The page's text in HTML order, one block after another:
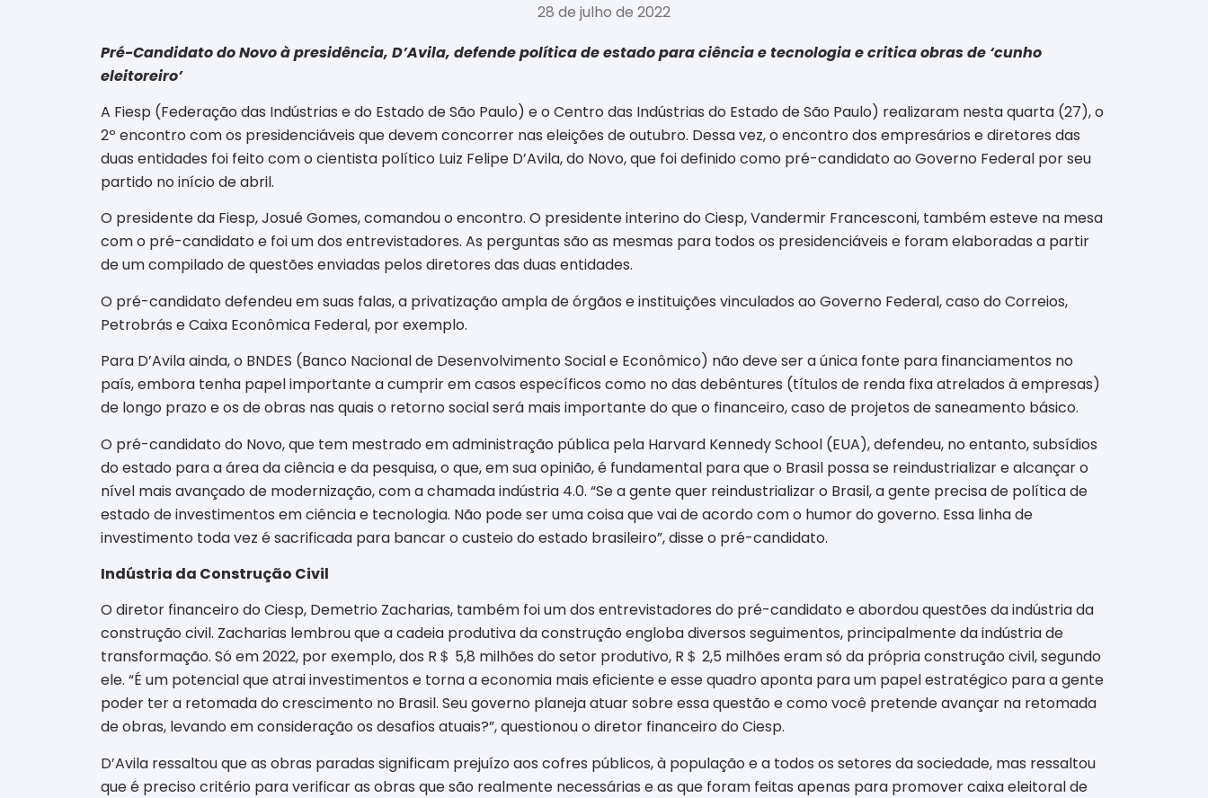
28 de julho de 2022
Pré-Candidato do Novo à presidência, D’Avila, defende política de estado para ciência e tecnologia e critica obras de ‘cunho
eleitoreiro’
A Fiesp (Federação das Indústrias e do Estado de São Paulo) e o Centro das Indústrias do Estado de São Paulo) realizaram nesta quarta (27), o
2º encontro com os presidenciáveis que devem concorrer nas eleições de outubro. Dessa vez, o encontro dos empresários e diretores das
duas entidades foi feito com o cientista político Luiz Felipe D’Avila, do Novo, que foi definido como pré-candidato ao Governo Federal por seu
partido no início de abril.
O presidente da Fiesp, Josué Gomes, comandou o encontro. O presidente interino do Ciesp, Vandermir Francesconi, também esteve na mesa
com o pré-candidato e foi um dos entrevistadores. As perguntas são as mesmas para todos os presidenciáveis e foram elaboradas a partir
de um compilado de questões enviadas pelos diretores das duas entidades.
O pré-candidato defendeu em suas falas, a privatização ampla de órgãos e instituições vinculados ao Governo Federal, caso do Correios,
Petrobrás e Caixa Econômica Federal, por exemplo.
Para D’Avila ainda, o BNDES (Banco Nacional de Desenvolvimento Social e Econômico) não deve ser a única fonte para financiamentos no
país, embora tenha papel importante a cumprir em casos específicos como no das debêntures (títulos de renda fixa atrelados à empresas)
de longo prazo e os de obras nas quais o retorno social será mais importante do que o financeiro, caso de projetos de saneamento básico.
O pré-candidato do Novo, que tem mestrado em administração pública pela Harvard Kennedy School (EUA), defendeu, no entanto, subsídios
do estado para a área da ciência e da pesquisa, o que, em sua opinião, é fundamental para que o Brasil possa se reindustrializar e alcançar o
nível mais avançado de modernização, com a chamada indústria 4.0. “Se a gente quer reindustrializar o Brasil, a gente precisa de política de
estado de investimentos em ciência e tecnologia. Não pode ser uma coisa que vai de acordo com o humor do governo. Essa linha de
investimento toda vez é sacrificada para bancar o custeio do estado brasileiro”, disse o pré-candidato.
Indústria da Construção Civil
O diretor financeiro do Ciesp, Demetrio Zacharias, também foi um dos entrevistadores do pré-candidato e abordou questões da indústria da
construção civil. Zacharias lembrou que a cadeia produtiva da construção engloba diversos seguimentos, principalmente da indústria de
transformação. Só em 2022, por exemplo, dos R ＄ 5,8 milhões do setor produtivo, R ＄ 2,5 milhões eram só da própria construção civil, segundo
ele. “É um potencial que atrai investimentos e torna a economia mais eficiente e esse quadro aponta para um papel estratégico para a gente
poder ter a retomada do crescimento no Brasil. Seu governo planeja atuar sobre essa questão e como você pretende avançar na retomada
de obras, levando em consideração os desafios atuais?”, questionou o diretor financeiro do Ciesp.
D’Avila ressaltou que as obras paradas significam prejuízo aos cofres públicos, à população e a todos os setores da sociedade, mas ressaltou
que é preciso critério para verificar as obras que são realmente necessárias e as que foram feitas apenas para promover caixa eleitoral de